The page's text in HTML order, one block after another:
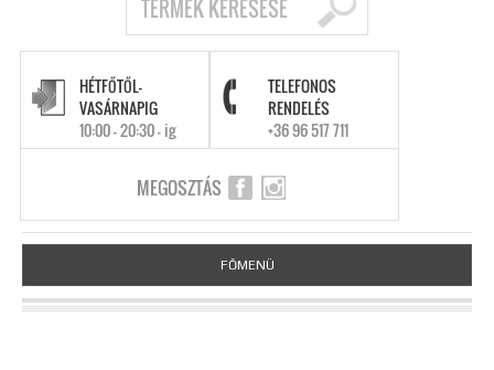
HÉTFŐTŐL-
VASÁRNAPIG
10:00 - 20:30 - ig
TELEFONOS
RENDELÉS
+36 96 517 711
MEGOSZTÁS
FŐMENÜ